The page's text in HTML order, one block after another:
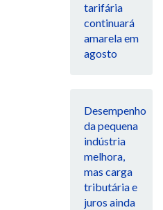
tarifária
continuará
amarela em
agosto
Desempenho
da pequena
indústria
melhora,
mas carga
tributária e
juros ainda